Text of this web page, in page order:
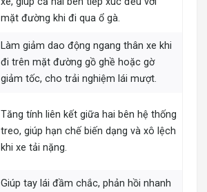
mặt đường khi đi qua ổ gà.
Làm giảm dao động ngang thân xe khi
đi trên mặt đường gồ ghề hoặc gờ
giảm tốc, cho trải nghiệm lái mượt.
Tăng tính liên kết giữa hai bên hệ thống
treo, giúp hạn chế biến dạng và xô lệch
khi xe tải nặng.
Giúp tay lái đầm chắc, phản hồi nhanh